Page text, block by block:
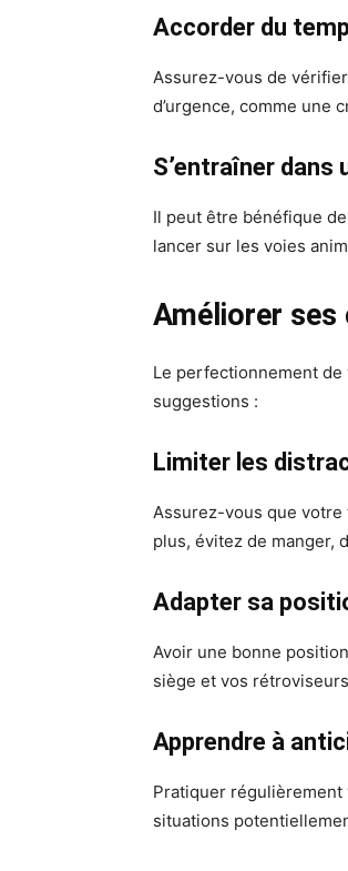
Accorder du
Assurez-vous de
d’urgence, comme une
S’entraîner
Il peut être bénéfique
lancer sur les voies
Améliorer ses
Le perfectionnement de
suggestions :
Limiter les
Assurez-vous que
plus, évitez de manger,
Adapter sa
Avoir une bonne
siège et vos
Apprendre à
Pratiquer régulièrement
situations